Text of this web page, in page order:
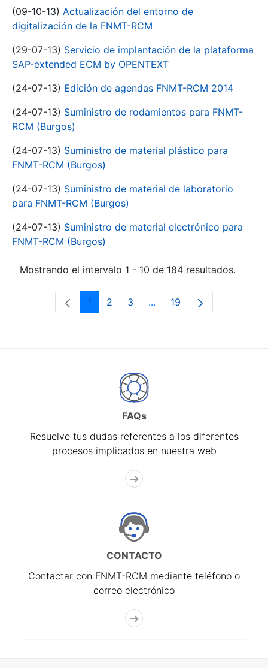
(09-10-13) Actualización del entorno de
digitalización de la FNMT-RCM
(29-07-13) Servicio de implantación de la plataforma
SAP-extended ECM by OPENTEXT
(24-07-13) Edición de agendas FNMT-RCM 2014
(24-07-13) Suministro de rodamientos para FNMT-
RCM (Burgos)
(24-07-13) Suministro de material plástico para
FNMT-RCM (Burgos)
(24-07-13) Suministro de material de laboratorio
para FNMT-RCM (Burgos)
(24-07-13) Suministro de material electrónico para
FNMT-RCM (Burgos)
Mostrando el intervalo 1 - 10 de 184 resultados.
Página
1 Página
2 Página
3 ...Páginas intermedias Use
Página
19
FAQs
Resuelve tus dudas referentes a los diferentes
procesos implicados en nuestra web
CONTACTO
Contactar con FNMT-RCM mediante teléfono o
correo electrónico